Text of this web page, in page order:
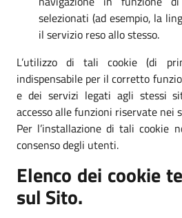
selezionati (ad esempio, la
il servizio reso allo stesso.
L’utilizzo di tali cookie (di
indispensabile per il corretto
e dei servizi legati agli stessi
accesso alle funzioni riservate nei
Per l’installazione di tali cookie
consenso degli utenti.
Elenco dei cookie
sul Sito.